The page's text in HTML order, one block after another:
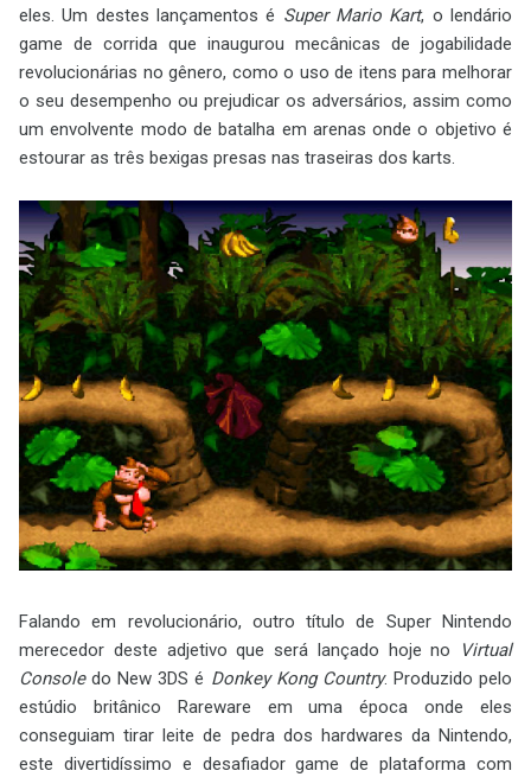
eles. Um destes lançamentos é Super Mario Kart, o lendário
game de corrida que inaugurou mecânicas de jogabilidade
revolucionárias no gênero, como o uso de itens para melhorar
o seu desempenho ou prejudicar os adversários, assim como
um envolvente modo de batalha em arenas onde o objetivo é
estourar as três bexigas presas nas traseiras dos karts.
Falando em revolucionário, outro título de Super Nintendo
merecedor deste adjetivo que será lançado hoje no
Virtual
Consoledo New 3DS é Donkey Kong Country. Produzido pelo
estúdio britânico Rareware em uma época onde eles
conseguiam tirar leite de pedra dos hardwares da Nintendo,
este divertidíssimo e desafiador game de plataforma com